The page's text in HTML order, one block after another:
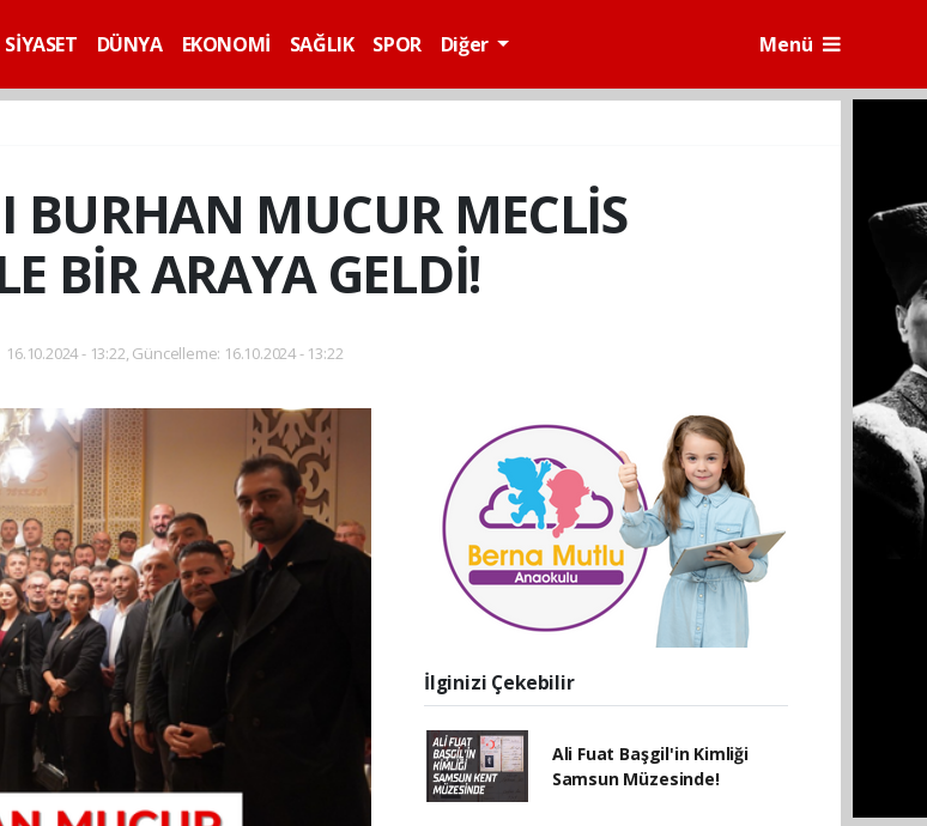
SİYASET DÜNYA EKONOMİ SAĞLIK SPOR Diğer Menü
BURHAN MUCUR MECLİS
BİR ARAYA GELDİ!
16.10.2024 - 13:22, Güncelleme: 16.10.2024 - 13:22
İlginizi Çekebilir
Ali Fuat Başgil'in Kimliği
Samsun Müzesinde!